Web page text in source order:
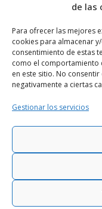
de las
Para ofrecer las mejores
cookies para almacenar
consentimiento de estas
como el comportamiento
en este sitio. No
negativamente a ciertas
Gestionar los servicios
Ciber@stor © Todos los